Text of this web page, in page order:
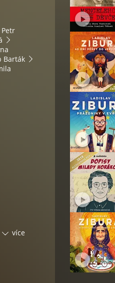
Petr
Barták
více